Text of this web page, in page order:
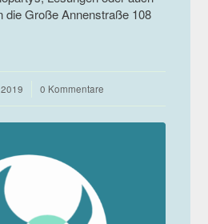
die Große Annenstraße 108
0 Kommentare